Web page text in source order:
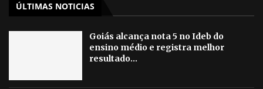
ÚLTIMAS NOTICIAS
Goiás alcança nota 5 no Ideb do
ensino médio e registra melhor
resultado...